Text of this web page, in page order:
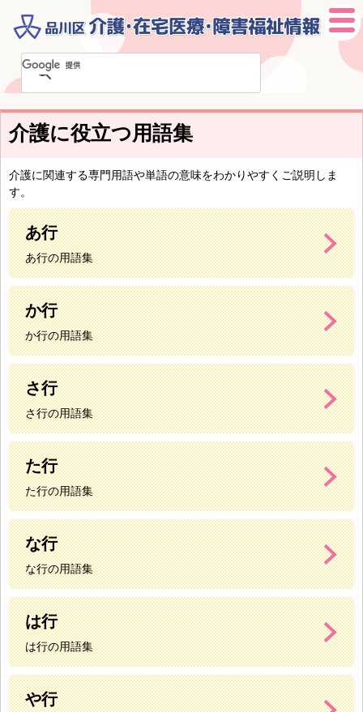
へ
移
動介護に役立つ用語集
介護に関連する専門用語や単語の意味をわかりやすくご説明しま
す。
あ行
あ行の用語集
か行
か行の用語集
さ行
さ行の用語集
た行
た行の用語集
な行
な行の用語集
は行
は行の用語集
や行